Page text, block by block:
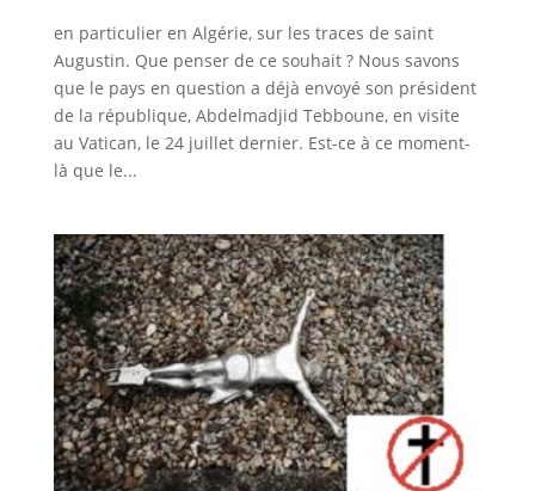
en particulier en Algérie, sur les traces de saint
Augustin. Que penser de ce souhait ? Nous savons
que le pays en question a déjà envoyé son président
de la république, Abdelmadjid Tebboune, en visite
au Vatican, le 24 juillet dernier. Est-ce à ce moment-
là que le...